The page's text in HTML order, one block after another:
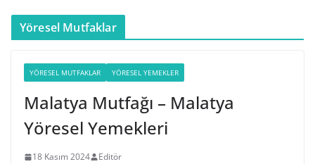
Yöresel Mutfaklar
YÖRESEL MUTFAKLAR YÖRESEL YEMEKLER
Malatya Mutfağı – Malatya
Yöresel Yemekleri
18 Kasım 2024 Editör